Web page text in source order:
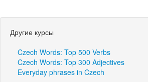
Другие курсы
Czech Words: Top 500 Verbs
Czech Words: Top 300 Adjectives
Everyday phrases in Czech